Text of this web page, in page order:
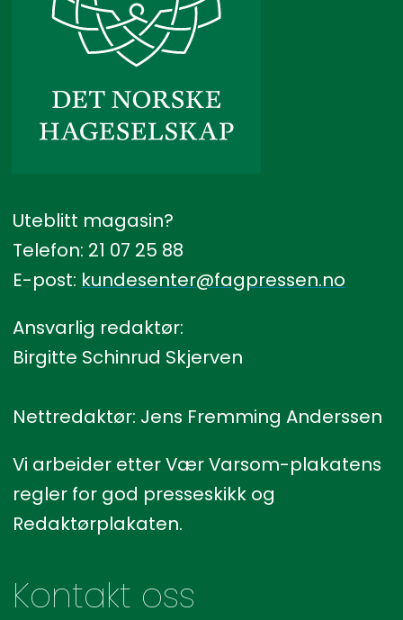
Uteblitt magasin?
Telefon: 21 07 25 88
E-post: kundesenter@fagpressen.no
Ansvarlig redaktør:
Birgitte Schinrud Skjerven
Nettredaktør: Jens Fremming Anderssen
Vi arbeider etter Vær Varsom-plakatens
regler for god presseskikk og
Redaktørplakaten.
Kontakt oss